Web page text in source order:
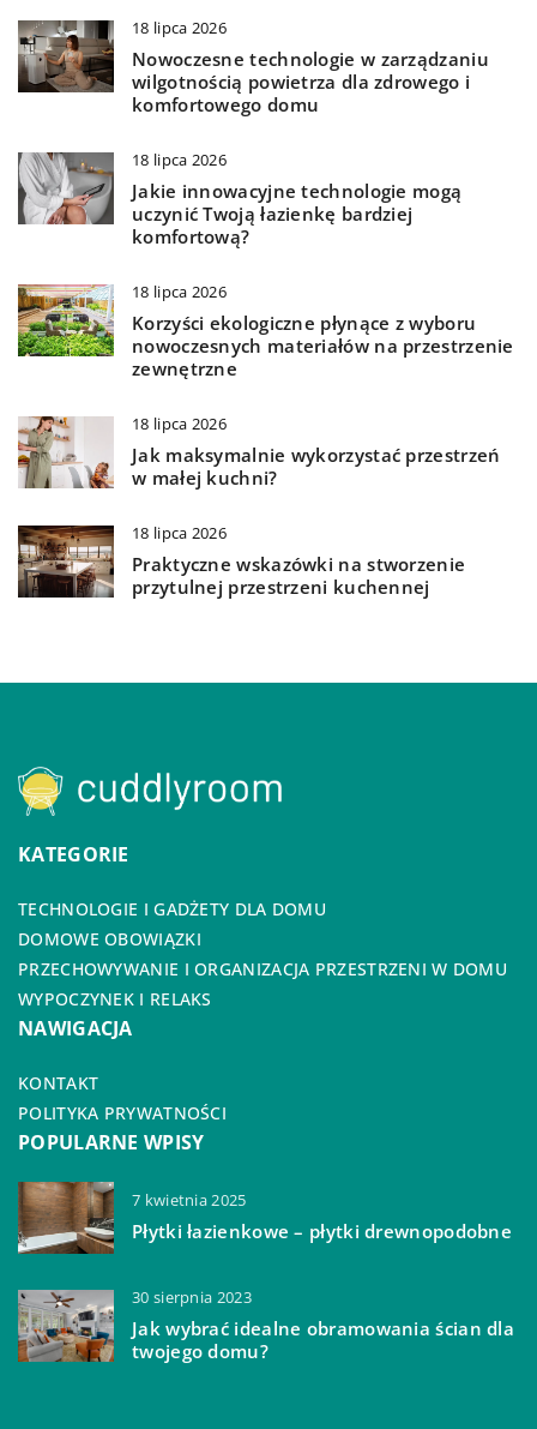
18 lipca 2026
Nowoczesne technologie w zarządzaniu
wilgotnością powietrza dla zdrowego i
komfortowego domu
18 lipca 2026
Jakie innowacyjne technologie mogą
uczynić Twoją łazienkę bardziej
komfortową?
18 lipca 2026
Korzyści ekologiczne płynące z wyboru
nowoczesnych materiałów na przestrzenie
zewnętrzne
18 lipca 2026
Jak maksymalnie wykorzystać przestrzeń
w małej kuchni?
18 lipca 2026
Praktyczne wskazówki na stworzenie
przytulnej przestrzeni kuchennej
KATEGORIE
TECHNOLOGIE I GADŻETY DLA DOMU
DOMOWE OBOWIĄZKI
PRZECHOWYWANIE I ORGANIZACJA PRZESTRZENI W DOMU
WYPOCZYNEK I RELAKS
NAWIGACJA
KONTAKT
POLITYKA PRYWATNOŚCI
POPULARNE WPISY
7 kwietnia 2025
Płytki łazienkowe – płytki drewnopodobne
30 sierpnia 2023
Jak wybrać idealne obramowania ścian dla
twojego domu?